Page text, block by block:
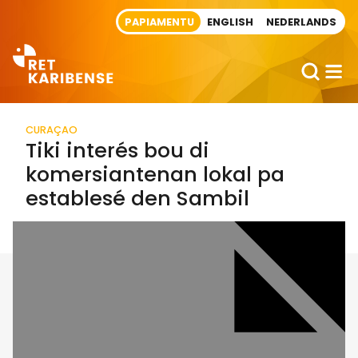
PAPIAMENTU ENGLISH NEDERLANDS
CURAÇAO
Tiki interés bou di
komersiantenan lokal pa
establesé den Sambil